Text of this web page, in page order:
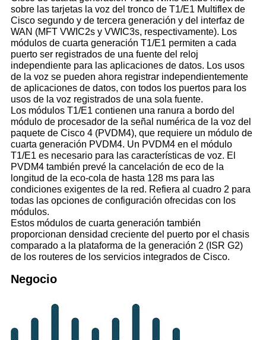
sobre las tarjetas la voz del tronco de T1/E1 Multiflex de
Cisco segundo y de tercera generación y del interfaz de
WAN (MFT VWIC2s y VWIC3s, respectivamente). Los
módulos de cuarta generación T1/E1 permiten a cada
puerto ser registrados de una fuente del reloj
independiente para las aplicaciones de datos. Los usos
de la voz se pueden ahora registrar independientemente
de aplicaciones de datos, con todos los puertos para los
usos de la voz registrados de una sola fuente.
Los módulos T1/E1 contienen una ranura a bordo del
módulo de procesador de la señal numérica de la voz del
paquete de Cisco 4 (PVDM4), que requiere un módulo de
cuarta generación PVDM4. Un PVDM4 en el módulo
T1/E1 es necesario para las características de voz. El
PVDM4 también prevé la cancelación de eco de la
longitud de la eco-cola de hasta 128 ms para las
condiciones exigentes de la red. Refiera al cuadro 2 para
todas las opciones de configuración ofrecidas con los
módulos.
Estos módulos de cuarta generación también
proporcionan densidad creciente del puerto por el chasis
comparado a la plataforma de la generación 2 (ISR G2)
de los routeres de los servicios integrados de Cisco.
Negocio